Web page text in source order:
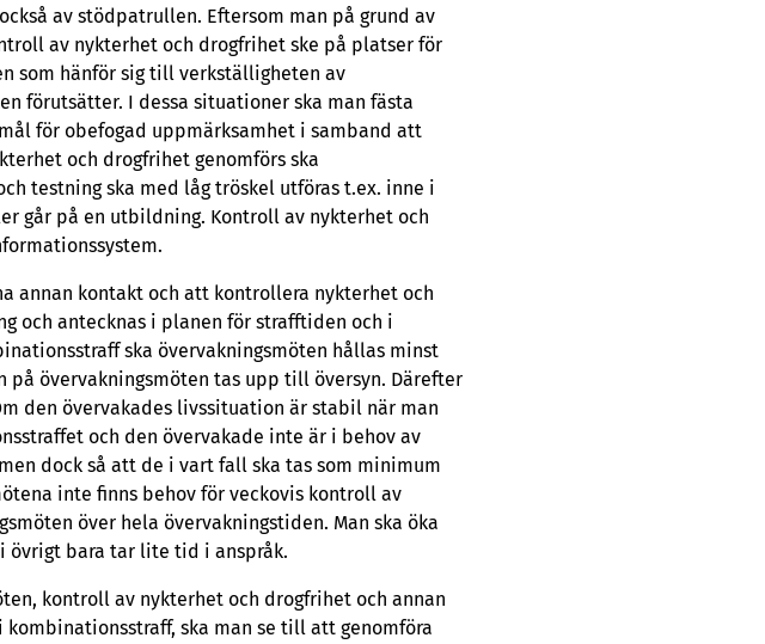
av stödpatrullen. Eftersom man på grund av
av nykterhet och drogfrihet ske på platser för
som hänför sig till verkställigheten av
förutsätter. I dessa situationer ska man fästa
för obefogad uppmärksamhet i samband att
och drogfrihet genomförs ska
testning ska med låg tröskel utföras t.ex. inne i
går på en utbildning. Kontroll av nykterhet och
annan kontakt och att kontrollera nykterhet och
och antecknas i planen för strafftiden och i
ska övervakningsmöten hållas minst
på övervakningsmöten tas upp till översyn. Därefter
den övervakades livssituation är stabil när man
och den övervakade inte är i behov av
dock så att de i vart fall ska tas som minimum
inte finns behov för veckovis kontroll av
över hela övervakningstiden. Man ska öka
övrigt bara tar lite tid i anspråk.
kontroll av nykterhet och drogfrihet och annan
ska man se till att genomföra